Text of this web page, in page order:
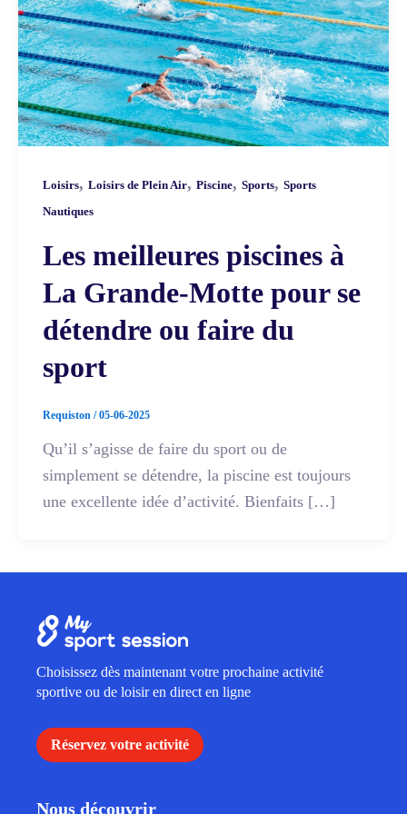
Loisirs, Loisirs de Plein Air, Piscine, Sports, Sports
Nautiques
Les meilleures piscines à
La Grande-Motte pour se
détendre ou faire du
sport
Requiston /05-06-2025
Qu’il s’agisse de faire du sport ou de
simplement se détendre, la piscine est toujours
une excellente idée d’activité. Bienfaits […]
Choisissez dès maintenant votre prochaine activité
sportive ou de loisir en direct en ligne
Réservez votre activité
Nous découvrir